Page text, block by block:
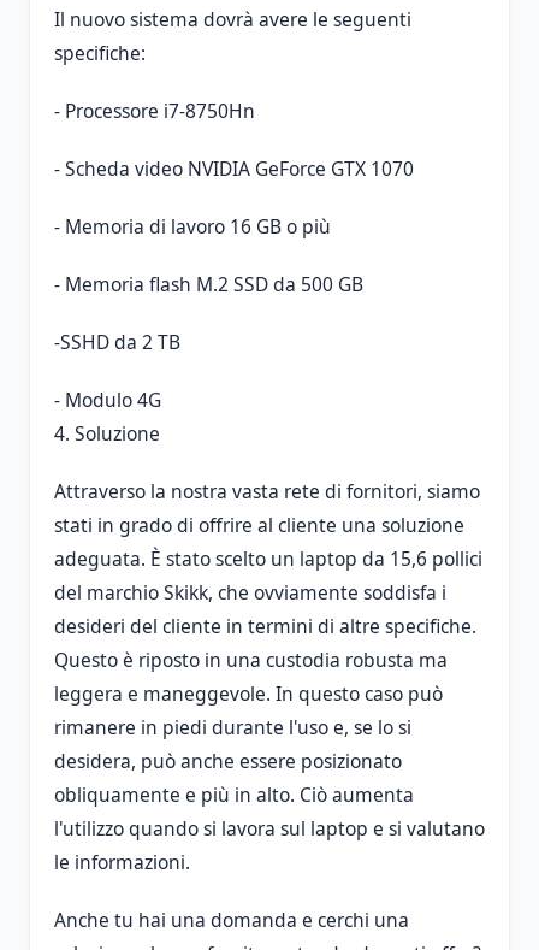
Il nuovo sistema dovrà avere le seguenti
specifiche:
- Processore i7-8750Hn
- Scheda video NVIDIA GeForce GTX 1070
- Memoria di lavoro 16 GB o più
- Memoria flash M.2 SSD da 500 GB
-SSHD da 2 TB
- Modulo 4G
4. Soluzione
Attraverso la nostra vasta rete di fornitori, siamo
stati in grado di offrire al cliente una soluzione
adeguata. È stato scelto un laptop da 15,6 pollici
del marchio Skikk, che ovviamente soddisfa i
desideri del cliente in termini di altre specifiche.
Questo è riposto in una custodia robusta ma
leggera e maneggevole. In questo caso può
rimanere in piedi durante l'uso e, se lo si
desidera, può anche essere posizionato
obliquamente e più in alto. Ciò aumenta
l'utilizzo quando si lavora sul laptop e si valutano
le informazioni.
Anche tu hai una domanda e cerchi una